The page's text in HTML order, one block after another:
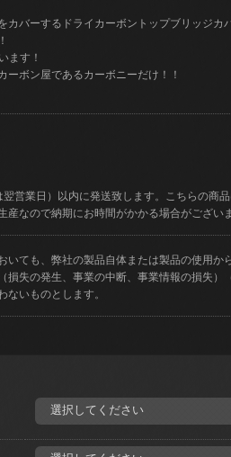
バーするドライカーボントップブリッジカ
ます！
ボン屋であるカーボニーだけ！！
営業日）以内に発送致します。こちらの商
なので納期にお時間がかかる場合がございま
いても、弊社の製品自体または製品の使用か
損失の発生、事業の中断、事業情報の損失）
ないものとします。